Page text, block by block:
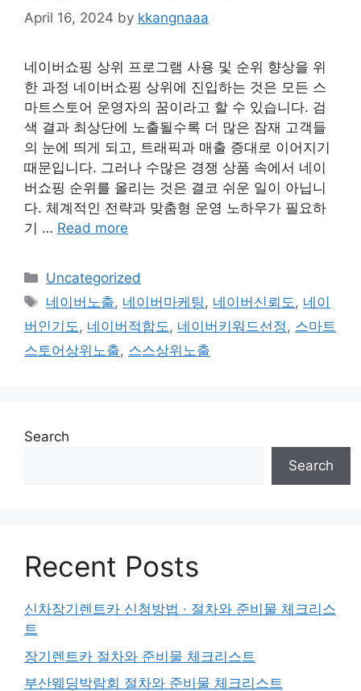
April 16, 2024 by kkangnaaa
네이버쇼핑 상위 프로그램 사용 및 순위 향상을 위
한 과정 네이버쇼핑 상위에 진입하는 것은 모든 스
마트스토어 운영자의 꿈이라고 할 수 있습니다. 검
색 결과 최상단에 노출될수록 더 많은 잠재 고객들
의 눈에 띄게 되고, 트래픽과 매출 증대로 이어지기
때문입니다. 그러나 수많은 경쟁 상품 속에서 네이
버쇼핑 순위를 올리는 것은 결코 쉬운 일이 아닙니
다. 체계적인 전략과 맞춤형 운영 노하우가 필요하
기 … Read more
Categories
Uncategorized
Tags
네이버노출, 네이버마케팅, 네이버신뢰도, 네이
버인기도, 네이버적합도, 네이버키워드선정, 스마트
스토어상위노출, 스스상위노출
Search
Search
Recent Posts
신차장기렌트카 신청방법 · 절차와 준비물 체크리스
트
장기렌트카 절차와 준비물 체크리스트
부산웨딩박람회 절차와 준비물 체크리스트